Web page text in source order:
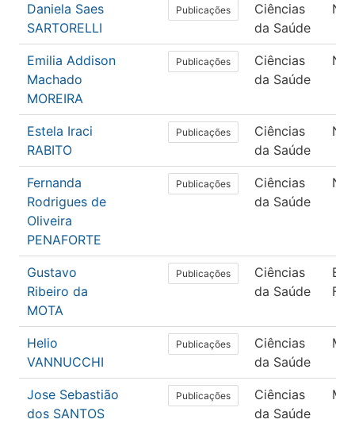
Daniela Saes
SARTORELLI
Publicações
Ciências
da Saúde
Emilia Addison
Machado
MOREIRA
Publicações
Ciências
da Saúde
Estela Iraci
RABITO
Publicações
Ciências
da Saúde
Fernanda
Rodrigues de
Oliveira
PENAFORTE
Publicações
Ciências
da Saúde
Gustavo
Ribeiro da
MOTA
Publicações
Ciências
da Saúde
Helio
VANNUCCHI
Publicações
Ciências
da Saúde
Jose Sebastião
dos SANTOS
Publicações
Ciências
da Saúde